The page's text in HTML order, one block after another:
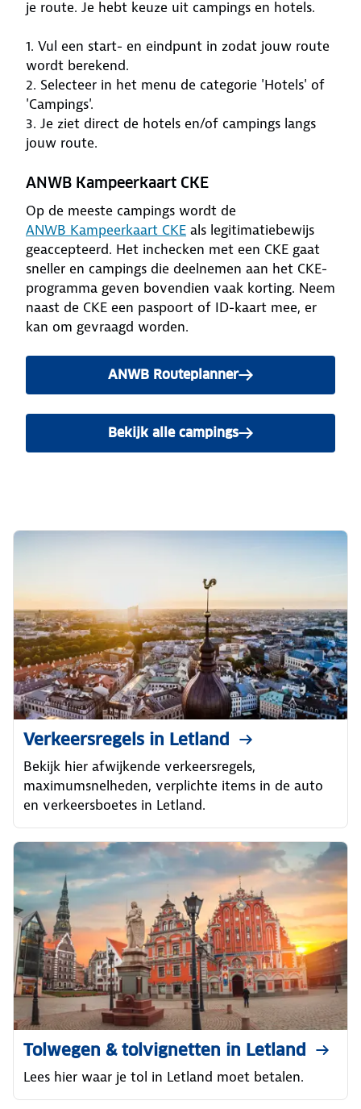
je route. Je hebt keuze uit campings en hotels.
1. Vul een start- en eindpunt in zodat jouw route
wordt berekend.
2. Selecteer in het menu de categorie 'Hotels' of
'Campings'.
3. Je ziet direct de hotels en/of campings langs
jouw route.
ANWB Kampeerkaart CKE
Op de meeste campings wordt de
ANWB Kampeerkaart CKE als legitimatiebewijs
geaccepteerd. Het inchecken met een CKE gaat
sneller en campings die deelnemen aan het CKE-
programma geven bovendien vaak korting. Neem
naast de CKE een paspoort of ID-kaart mee, er
kan om gevraagd worden.
ANWB Routeplanner
Bekijk alle campings
Verkeersregels in Letland
Bekijk hier afwijkende verkeersregels,
maximumsnelheden, verplichte items in de auto
en verkeersboetes in Letland.
Tolwegen & tolvignetten in Letland
Lees hier waar je tol in Letland moet betalen.